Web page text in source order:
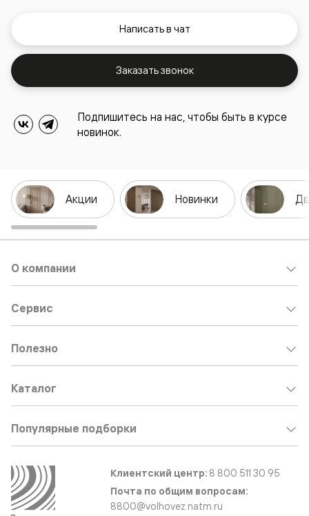
Написать в чат
Заказать звонок
Подпишитесь на нас, чтобы быть в курсе
новинок.
Акции Новинки
О компании
Сервис
Полезно
Каталог
Популярные подборки
Клиентский центр: 8 800 511 30 95
Почта по общим вопросам:
8800@volhovez.natm.ru